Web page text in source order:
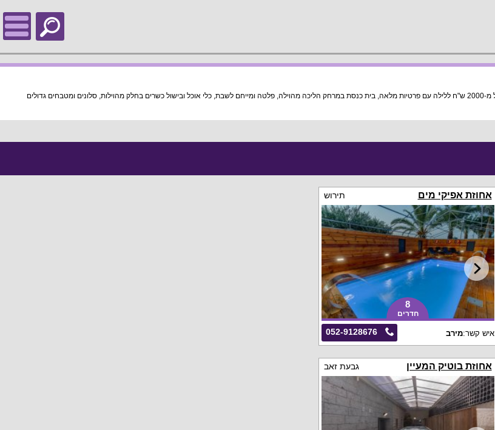
חיפשתם אחר וילת נופש מומלצת לציבור הדתי במרכז הארץ? לרשותכם רשימת וילות זולות החל מ-2000 ש"ח ללילה עם פרטיות מלאה, בית כנסת במרחק הליכה מהוילה, פלטה ומייחם לשבת, כלי אוכל ובישול כשרים בחלק מהוילות, סלונים ומטבחים גדולים
אחוזת אפיקי מים תירוש
8
חדרים
052-9128676 איש קשר:מירב
אחוזת בוטיק המעיין גבעת זאב